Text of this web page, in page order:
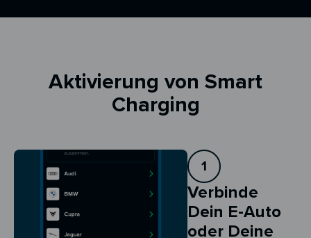
Aktivierung von Smart
Charging
1
Verbinde
Dein E-Auto
oder Deine